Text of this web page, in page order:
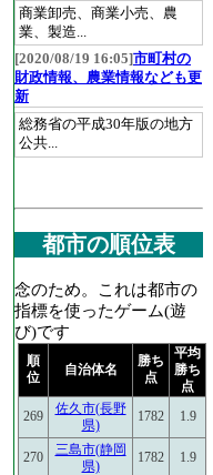
商業卸売、商業小売、農
業、製造...
[2020/08/19 16:05]市町村の
財政情報、農業情報なども更
新
総務省の平成30年版の地方
公共...
都市の順位表
念のため。これは都市の
指標を使ったゲーム(遊
び)です
順
位
自治体名
勝ち
点
平均
勝ち
点
269
佐久市(長野
県)
1782 1.9
270
三島市(静岡
県)
1782 1.9